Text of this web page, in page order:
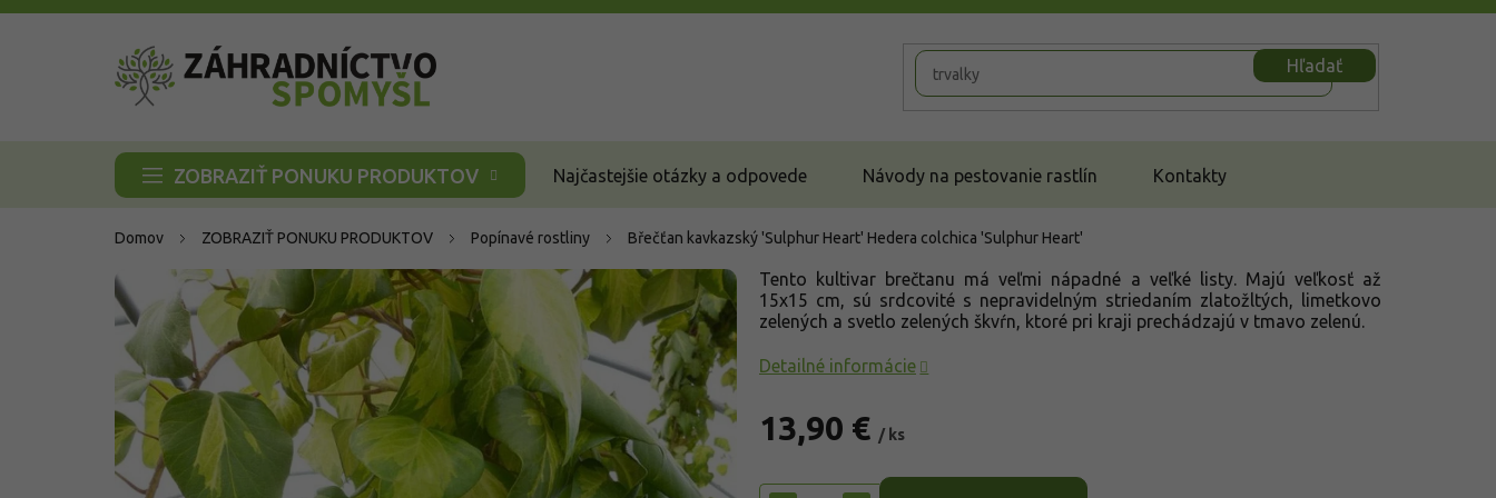
Prejsť
Hľadať
ZOBRAZIŤ PONUKU PRODUKTOV Najčastejšie otázky a odpovede Návody na pestovanie rastlín Kontakty
Domov ZOBRAZIŤ PONUKU PRODUKTOV Popínavé rostliny Břečťan kavkazský 'Sulphur Heart' Hedera colchica 'Sulphur Heart'
13,90 € / ks
cena:
Tento kultivar brečtanu má veľmi nápadné a veľké listy. Majú veľkosť až
15x15 cm, sú srdcovité s nepravidelným striedaním zlatožltých, limetkovo
zelených a svetlo zelených škvŕn, ktoré pri kraji prechádzajú v tmavo zelenú.
Detailné informácie